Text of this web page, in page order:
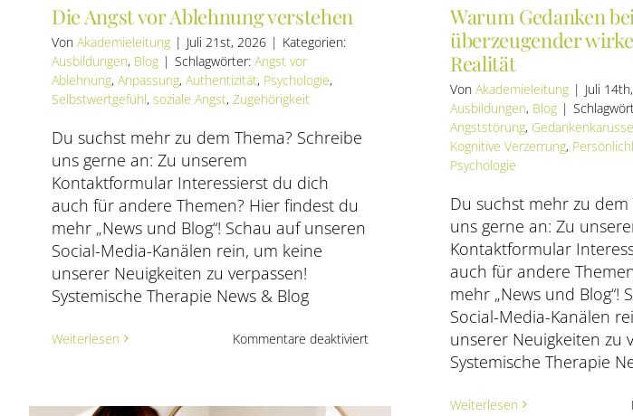
Die Angst vor Ablehnung verstehen
Von Akademieleitung | Juli 21st, 2026 | Kategorien:
Ausbildungen, Blog | Schlagwörter: Angst vor
Ablehnung, Anpassung, Authentizität, Psychologie,
Selbstwertgefühl, soziale Angst, Zugehörigkeit
Du suchst mehr zu dem Thema? Schreibe
uns gerne an: Zu unserem
Kontaktformular Interessierst du dich
auch für andere Themen? Hier findest du
mehr „News und Blog“! Schau auf unseren
Social-Media-Kanälen rein, um keine
unserer Neuigkeiten zu verpassen!
Systemische Therapie News & Blog
Weiterlesen Kommentare deaktiviertfür
Ablehnung
Warum Gedanken
überzeugender
Realität
Von Akademieleitung | Juli
Ausbildungen, Blog |
Angststörung,
Kognitive Verzerrung,
Psychologie
Du suchst mehr zu dem
uns gerne an: Zu
Kontaktformular
auch für andere
mehr „News und Blog“!
Social-Media-Kanälen
unserer Neuigkeiten zu
Systemische Therapie
Weiterlesen